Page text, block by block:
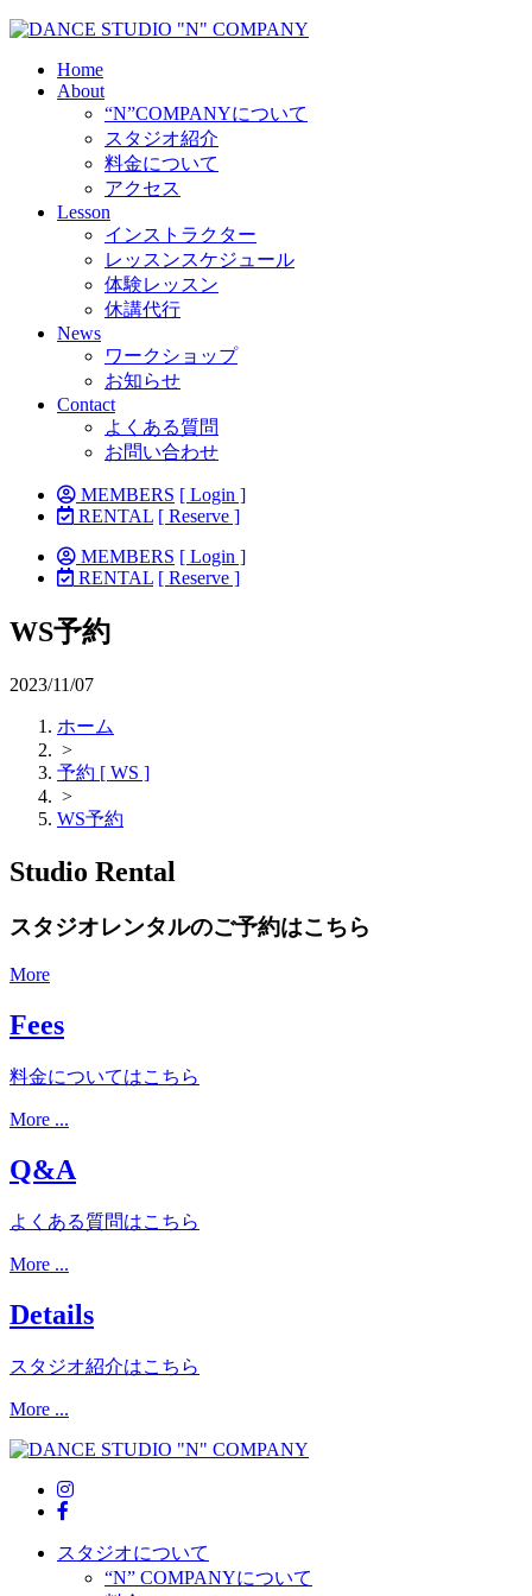
Home
About
“N”COMPANYについて
スタジオ紹介
料金について
アクセス
Lesson
インストラクター
レッスンスケジュール
体験レッスン
休講代行
News
ワークショップ
お知らせ
Contact
よくある質問
お問い合わせ
MEMBERS [ Login ]
RENTAL [ Reserve ]
MEMBERS [ Login ]
RENTAL [ Reserve ]
WS予約
2023/11/07
ホーム
>
予約 [ WS ]
>
WS予約
Studio Rental
スタジオレンタルのご予約はこちら
More
Fees
料金についてはこちら
More ...
Q&A
よくある質問はこちら
More ...
Details
スタジオ紹介はこちら
More ...
スタジオについて
“N” COMPANYについて